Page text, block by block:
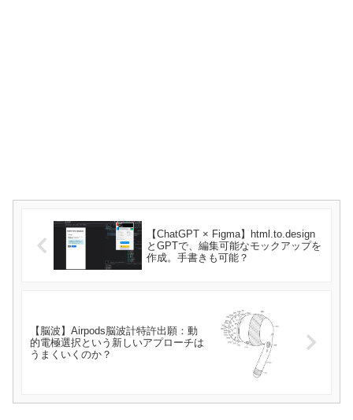
【ChatGPT × Figma】html.to.design
とGPTで、編集可能なモックアップを
作成。手書きも可能？
【脳波】Airpods脳波計特許出願：動
的電極選択という新しいアプローチは
うまくいくのか？